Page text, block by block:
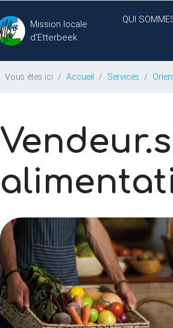
Mission locale
d’Etterbeek
QUI
Vous êtes ici Accueil Services